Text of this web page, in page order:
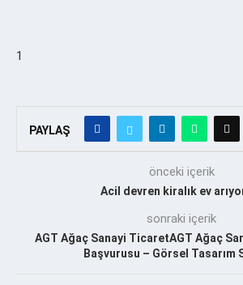
1
PAYLAŞ
önceki içerik
Acil devren kiralık ev
sonraki içerik
AGT Ağaç Sanayi TicaretAGT Ağaç
Başvurusu – Görsel Tasarım